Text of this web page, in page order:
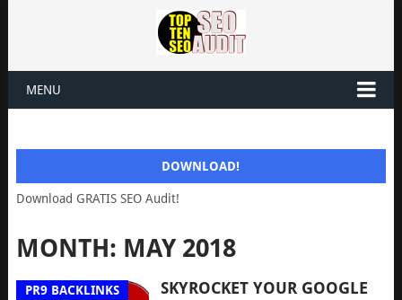
MENU
DOWNLOAD!
Download GRATIS SEO Audit!
MONTH: MAY 2018
PR9 BACKLINKS
SKYROCKET YOUR GOOGLE